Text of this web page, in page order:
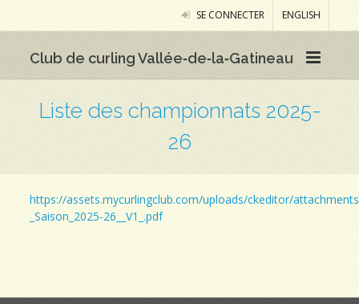
SE CONNECTER ENGLISH
Club de curling Vallée‑de‑la‑Gatineau
Liste des championnats 2025-
26
https://assets.mycurlingclub.com/uploads/ckeditor/
_Saison_2025-26__V1_.pdf